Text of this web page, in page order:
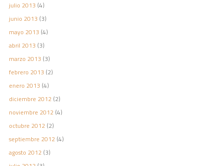
julio 2013 (4)
junio 2013 (3)
mayo 2013 (4)
abril 2013 (3)
marzo 2013 (3)
febrero 2013 (2)
enero 2013 (4)
diciembre 2012 (2)
noviembre 2012 (4)
octubre 2012 (2)
septiembre 2012 (4)
agosto 2012 (3)